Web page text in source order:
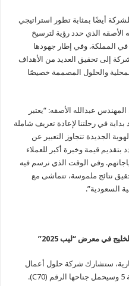
أيضًا بمثابة تطور استراتيجي
الذي حدد رؤية لترسيخ
في المملكة. وفي إطار جهودها
إلى تحقيق العديد من الأهداف
والحلول المصممة خصيصًا
عبدالله الأصقه: “يعتبر
في رحلتنا لإعادة تعريف شاملة
الجديدة تتجاوز التعبير عن
بتقديم قيمة وخبرة أكبر للعملاء
وفي الوقت الذي نرسم فيه
نتائج ملموسة، تتماشى مع
السعودية”.
في معرض “ليب 2025”
ستشارك شركة حلول أعمال
الخليج في معرض “ليب 2025” في القاعة 5 وسيحمل جناحها الرقم (C70).